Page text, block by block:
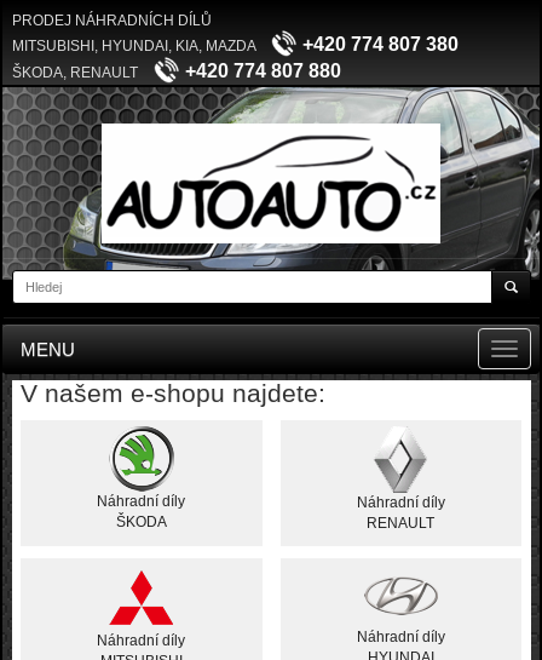
PRODEJ NÁHRADNÍCH DÍLŮ
MITSUBISHI, HYUNDAI, KIA, MAZDA
+420 774 807 380
ŠKODA, RENAULT +420 774 807 880
MENU
V našem e-shopu najdete:
Náhradní díly
ŠKODA
Náhradní díly
RENAULT
Náhradní díly
Náhradní díly